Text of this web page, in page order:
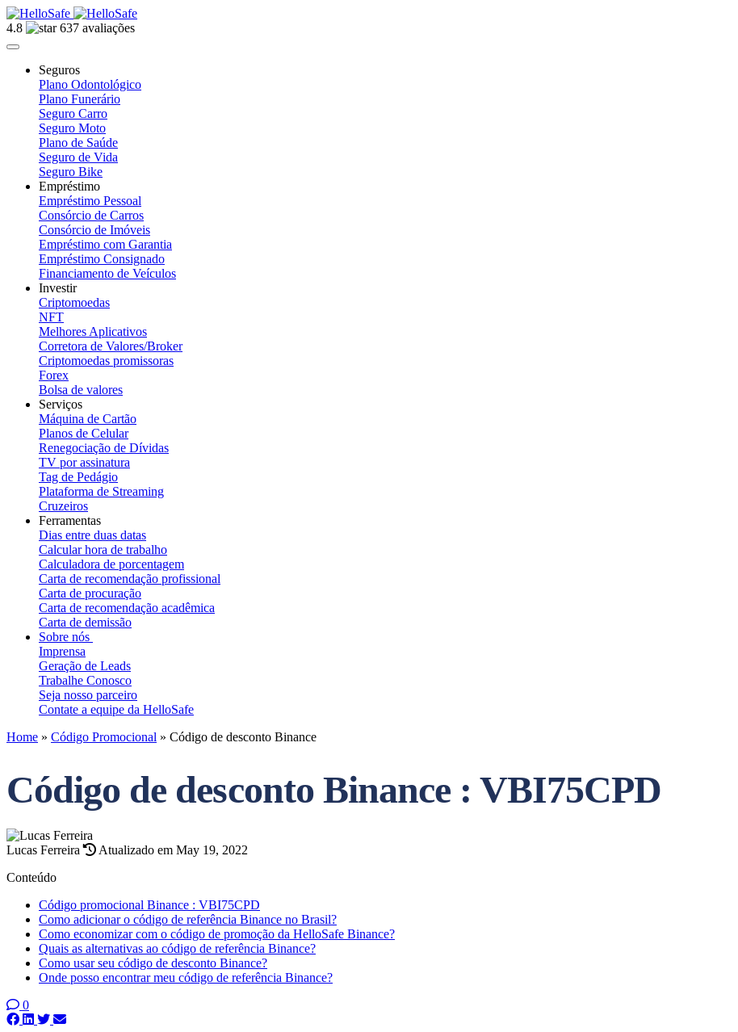
4.8 637 avaliações
Seguros
Plano Odontológico
Plano Funerário
Seguro Carro
Seguro Moto
Plano de Saúde
Seguro de Vida
Seguro Bike
Empréstimo
Empréstimo Pessoal
Consórcio de Carros
Consórcio de Imóveis
Empréstimo com Garantia
Empréstimo Consignado
Financiamento de Veículos
Investir
Criptomoedas
NFT
Melhores Aplicativos
Corretora de Valores/Broker
Criptomoedas promissoras
Forex
Bolsa de valores
Serviços
Máquina de Cartão
Planos de Celular
Renegociação de Dívidas
TV por assinatura
Tag de Pedágio
Plataforma de Streaming
Cruzeiros
Ferramentas
Dias entre duas datas
Calcular hora de trabalho
Calculadora de porcentagem
Carta de recomendação profissional
Carta de procuração
Carta de recomendação acadêmica
Carta de demissão
Sobre nós
Imprensa
Geração de Leads
Trabalhe Conosco
Seja nosso parceiro
Contate a equipe da HelloSafe
Home » Código Promocional » Código de desconto Binance
Código de desconto Binance : VBI75CPD
Lucas Ferreira
Atualizado em May 19, 2022
Conteúdo
Código promocional Binance : VBI75CPD
Como adicionar o código de referência Binance no Brasil?
Como economizar com o código de promoção da HelloSafe Binance?
Quais as alternativas ao código de referência Binance?
Como usar seu código de desconto Binance?
Onde posso encontrar meu código de referência Binance?
0